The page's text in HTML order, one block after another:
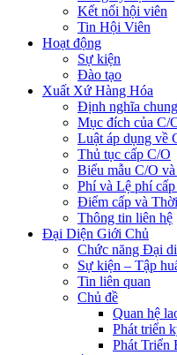
Kết nối hội viên
Tin Hội Viên
Hoạt động
Sự kiện
Đào tạo
Xuất Xứ Hàng Hóa
Định nghĩa chung
Mục đích của C/
Luật áp dụng về
Thủ tục cấp C/O
Biểu mẫu C/O
Phí và Lệ phí
Điểm cấp và
Thông tin liên hệ
Đại Diện Giới Chủ
Chức năng Đại
Sự kiện – Tập
Tin liên quan
Chủ đề
Quan hệ
Phát triển
Phát Triển